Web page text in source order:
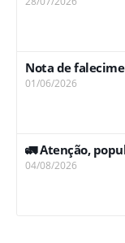
Nota de
01/06/2026
🚛 Atenção,
04/08/2026